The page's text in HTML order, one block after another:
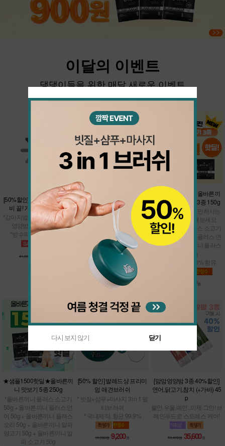
이달의 이벤트
댕댕이들을 위한 매달 새로운 이벤트
더보기
[50%할인] 간단하게 여행 준
비 끝! 가볍'개' 바캉스팩
*강아지밥 맛보기 7종 + 맘맘
영양밤 (택1) + 냠냠이
*방수파우치 추가 증정
[37%할인] 쿨썸머 밸런스 팩
*올바른끼니 본품 택1 + 남극
크릴 오메가 바
*여름철 건강관리
*면역관리
57,500원 36,200원
★샘플900핫딜★올바른끼
니 플러스 맛보기 3종 150g
* 강아지밥으로 고민하시는
분들은 테스트 해보세요
* 올바른끼니 플러스 소고기
50g + 올바른끼니 플러스 연
어 50g + 올바른끼니 플러스
오리 50g
* 신선한 생육 60% 함유
원
★샘플1500핫딜★올바른끼
니 맛보기 5종 250g
*올바른끼니 플러스 소고기
50g + 올바른끼니 플러스 연
어 50g + 올바른끼니 플러스
오리 50g + 올바른끼니 알파
양고기 50g + 올바른끼니 알
파 소고기 50g
[50% 할인] 발레드샹 프리미
엄 애견브러쉬
* 빗질+샴푸+마사지 3 in 1 멀
티브러쉬
* 국내제작, 향균 99.9%
18,500원 9,200 원
[맘맘영양밤 3종 40%할인]
연어,닭고기,참치 (+가바) 45
p
불안,우울,예민..이제 그만! 브
레인푸드로 스트레스 케어!
59,400원 35,600 원
다시 보지 않기 닫기